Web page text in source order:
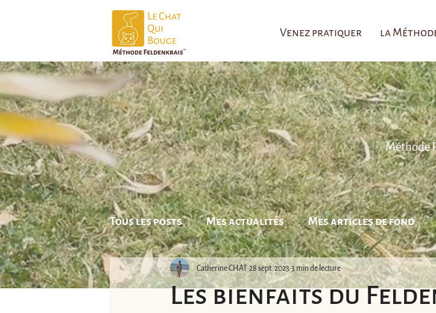
Venez pratiquer la
Méthode
Tous les posts Mes actualités Mes articles de fond
Les bienfaits du
Catherine CHAT28 sept. 2023 3 min de lecture